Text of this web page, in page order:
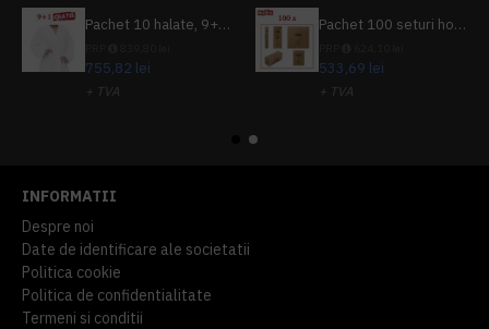
Pachet 10 halate, 9+1 gratuit
755,82 lei
+ TVA
Pachet 100 seturi hoteliere, set dentar, set barbierit, casca de dus, pila unghii, set cusut
533,69 lei
+ TVA
INFORMATII
Despre noi
Date de identificare ale societatii
Politica cookie
Politica de confidentialitate
Termeni si conditii